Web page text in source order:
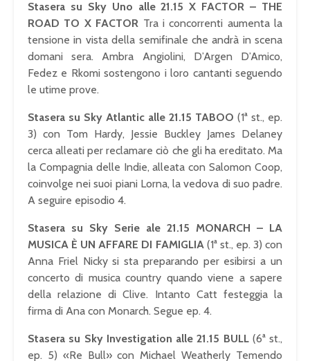
Stasera su Sky Uno alle 21.15 X FACTOR – THE
ROAD TO X FACTOR Tra i concorrenti aumenta la
tensione in vista della semifinale che andrà in scena
domani sera. Ambra Angiolini, D’Argen D’Amico,
Fedez e Rkomi sostengono i loro cantanti seguendo
le utime prove.
Stasera su Sky Atlantic alle 21.15 TABOO (1ª st., ep.
3) con Tom Hardy, Jessie Buckley James Delaney
cerca alleati per reclamare ciò che gli ha ereditato. Ma
la Compagnia delle Indie, alleata con Salomon Coop,
coinvolge nei suoi piani Lorna, la vedova di suo padre.
A seguire episodio 4.
Stasera su Sky Serie ale 21.15 MONARCH – LA
MUSICA È UN AFFARE DI FAMIGLIA(1ª st., ep. 3) con
Anna Friel Nicky si sta preparando per esibirsi a un
concerto di musica country quando viene a sapere
della relazione di Clive. Intanto Catt festeggia la
firma di Ana con Monarch. Segue ep. 4.
Stasera su Sky Investigation alle 21.15 BULL(6ª st.,
ep. 5) «Re Bull» con Michael Weatherly Temendo